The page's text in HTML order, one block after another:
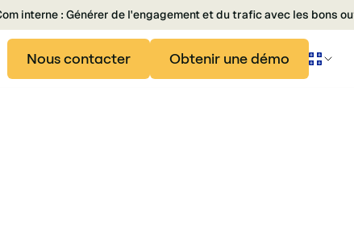
interne : Générer de l'engagement et du trafic avec les bons
Nous contacter Obtenir une démo